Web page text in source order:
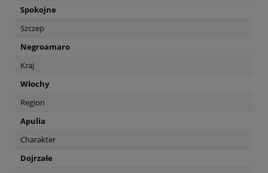
Spokojne
Szczep
Negroamaro
Kraj
Włochy
Region
Apulia
Charakter
Dojrzałe